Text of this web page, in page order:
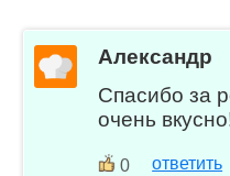
Александр
Спасибо за
очень
0 ответить